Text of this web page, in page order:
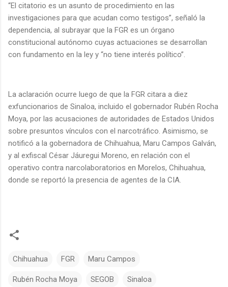
“El citatorio es un asunto de procedimiento en las
investigaciones para que acudan como testigos”, señaló la
dependencia, al subrayar que la FGR es un órgano
constitucional autónomo cuyas actuaciones se desarrollan
con fundamento en la ley y “no tiene interés político”.
La aclaración ocurre luego de que la FGR citara a diez
exfuncionarios de Sinaloa, incluido el gobernador Rubén Rocha
Moya, por las acusaciones de autoridades de Estados Unidos
sobre presuntos vínculos con el narcotráfico. Asimismo, se
notificó a la gobernadora de Chihuahua, Maru Campos Galván,
y al exfiscal César Jáuregui Moreno, en relación con el
operativo contra narcolaboratorios en Morelos, Chihuahua,
donde se reportó la presencia de agentes de la CIA.
Chihuahua FGR Maru Campos
Rubén Rocha Moya SEGOB Sinaloa